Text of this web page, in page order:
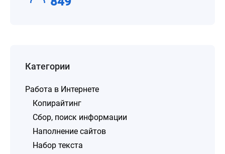
Категории
Работа в Интернете
Копирайтинг
Сбор, поиск информации
Наполнение сайтов
Набор текста